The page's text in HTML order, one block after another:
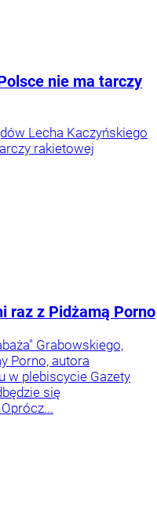
nie ma tarczy
Lecha Kaczyńskiego
rakietowej
raz z Pidżamą Porno
Grabowskiego,
Porno, autora
w plebiscycie Gazety
się